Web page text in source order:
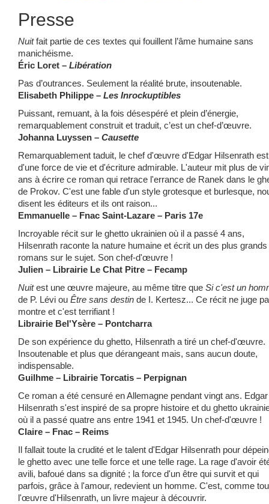
Presse
Nuitfait partie de ces textes qui fouillent l’âme humaine sans
manichéisme.
Éric Loret – Libération
Pas d’outrances. Seulement la réalité brute, insoutenable.
Elisabeth Philippe – Les Inrockuptibles
Puissant, remuant, à la fois désespéré et plein d’énergie,
remarquablement construit et traduit, c’est un chef-d’œuvre.
Johanna Luyssen – Causette
Remarquablement taduit, le chef d'œuvre d'Edgar Hilsenrath est
d'une force de vie et d'écriture admirable. L'auteur mit plus de
ans à écrire ce roman qui retrace l'errance de Ranek dans le
de Prokov. C'est une fable d'un style grotesque et burlesque,
disent les éditeurs et ils ont raison...
Emmanuelle – Fnac Saint-Lazare – Paris 17e
Incroyable récit sur le ghetto ukrainien où il a passé 4 ans,
Hilsenrath raconte la nature humaine et écrit un des plus grands
romans sur le sujet. Son chef-d'œuvre !
Julien – Librairie Le Chat Pitre – Fecamp
Nuitest une œuvre majeure, au même titre que Si c'est un
de P. Lévi ou Être sans destin de I. Kertesz... Ce récit ne juge
montre et c'est terrifiant !
Librairie Bel'Ysère – Pontcharra
De son expérience du ghetto, Hilsenrath a tiré un chef-d'œuvre.
Insoutenable et plus que dérangeant mais, sans aucun doute,
indispensable.
Guilhme – Librairie Torcatis – Perpignan
Ce roman a été censuré en Allemagne pendant vingt ans. Edgar
Hilsenrath s'est inspiré de sa propre histoire et du ghetto
où il a passé quatre ans entre 1941 et 1945. Un chef-d'œuvre !
Claire – Fnac – Reims
Il fallait toute la crudité et le talent d'Edgar Hilsenrath pour
le ghetto avec une telle force et une telle rage. La rage d'avoir
avili, bafoué dans sa dignité ; la force d'un être qui survit et qui
parfois, grâce à l'amour, redevient un homme. C'est, comme
l'œuvre d'Hilsenrath, un livre majeur à découvrir.